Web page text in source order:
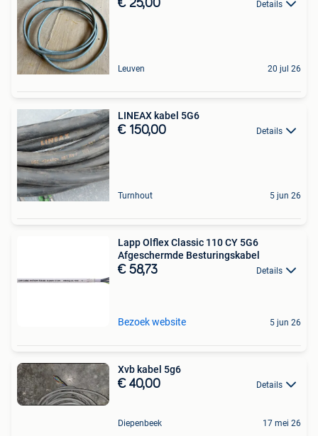
€ 25,00 Details
Leuven 20 jul 26
LINEAX kabel 5G6
€ 150,00 Details
Turnhout 5 jun 26
Lapp Olflex Classic 110 CY 5G6
Afgeschermde Besturingskabel
€ 58,73 Details
Bezoek website 5 jun 26
Xvb kabel 5g6
€ 40,00 Details
Diepenbeek 17 mei 26